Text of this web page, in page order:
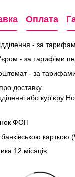
Оплата
- за
- за тарифіми
- за тарифами
доставку
або кур'єру
ФОП
карткою
12 місяців.